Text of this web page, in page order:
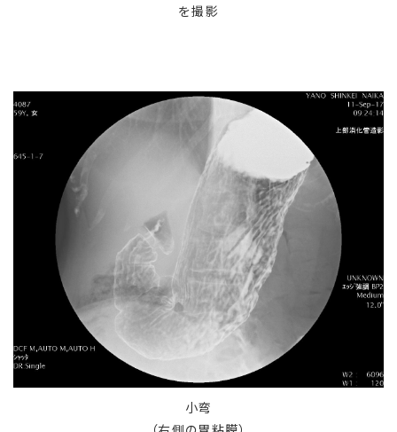
を撮影
小弯